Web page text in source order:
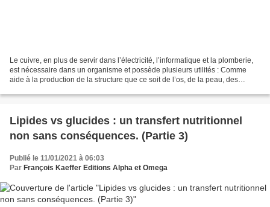
Le cuivre, en plus de servir dans l’électricité, l’informatique et la plomberie,
est nécessaire dans un organisme et possède plusieurs utilités : Comme
aide à la production de la structure que ce soit de l’os, de la peau, des
Lipides vs glucides : un transfert nutritionnel
non sans conséquences. (Partie 3)
Publié le 11/01/2021 à 06:03
Par François Kaeffer Editions Alpha et Omega